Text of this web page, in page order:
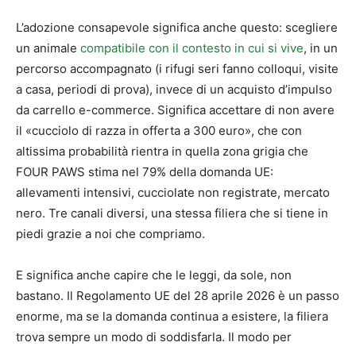
L’adozione consapevole significa anche questo: scegliere
un animale compatibile con il contesto in cui si vive, in un
percorso accompagnato (i rifugi seri fanno colloqui, visite
a casa, periodi di prova), invece di un acquisto d’impulso
da carrello e-commerce. Significa accettare di non avere
il «cucciolo di razza in offerta a 300 euro», che con
altissima probabilità rientra in quella zona grigia che
FOUR PAWS stima nel 79% della domanda UE:
allevamenti intensivi, cucciolate non registrate, mercato
nero. Tre canali diversi, una stessa filiera che si tiene in
piedi grazie a noi che compriamo.
E significa anche capire che le leggi, da sole, non
bastano. Il Regolamento UE del 28 aprile 2026 è un passo
enorme, ma se la domanda continua a esistere, la filiera
trova sempre un modo di soddisfarla. Il modo per